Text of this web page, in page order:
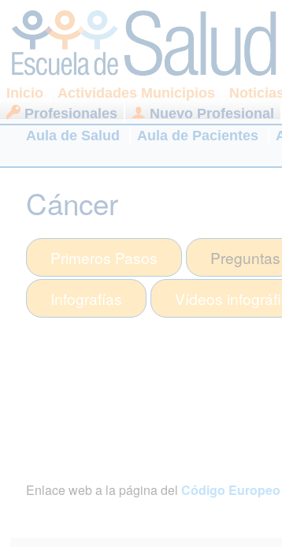
Inicio Actividades Municipios
Profesionales
Nuevo Profesional
Aula de Salud
Aula de Pacientes
Cáncer
Primeros Pasos
Infografías
Vídeos
Enlace web a la página del Código